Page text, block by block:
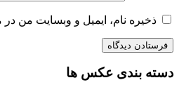
ذخیره نام، ایمیل و وبسایت من
دسته بندی عکس ها